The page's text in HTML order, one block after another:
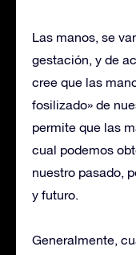
Las manos, se
gestación, y de
cree que las
fosilizado» de
permite que las
cual podemos
nuestro pasado,
y futuro.
Generalmente,